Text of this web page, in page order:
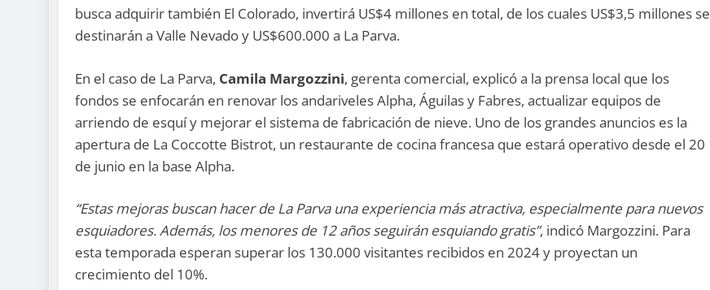
busca adquirir también El Colorado, invertirá US$4 millones en total, de los cuales US$3,5 millones se
destinarán a Valle Nevado y US$600.000 a La Parva.
En el caso de La Parva, Camila Margozzini, gerenta comercial, explicó a la prensa local que los
fondos se enfocarán en renovar los andariveles Alpha, Águilas y Fabres, actualizar equipos de
arriendo de esquí y mejorar el sistema de fabricación de nieve. Uno de los grandes anuncios es la
apertura de La Coccotte Bistrot, un restaurante de cocina francesa que estará operativo desde el 20
de junio en la base Alpha.
“Estas mejoras buscan hacer de La Parva una experiencia más atractiva, especialmente para nuevos
esquiadores. Además, los menores de 12 años seguirán esquiando gratis”, indicó Margozzini. Para
esta temporada esperan superar los 130.000 visitantes recibidos en 2024 y proyectan un
crecimiento del 10%.